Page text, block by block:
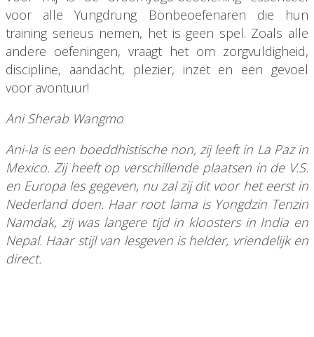
voor alle Yungdrung Bönbeoefenaren die hun
training serieus nemen, het is geen spel. Zoals alle
andere oefeningen, vraagt het om zorgvuldigheid,
discipline, aandacht, plezier, inzet en een gevoel
voor avontuur!
Ani Sherab Wangmo
Ani-la is een boeddhistische non, zij leeft in La Paz in
Mexico. Zij heeft op verschillende plaatsen in de V.S.
en Europa les gegeven, nu zal zij dit voor het eerst in
Nederland doen. Haar root lama is Yongdzin Tenzin
Namdak, zij was langere tijd in kloosters in India en
Nepal. Haar stijl van lesgeven is helder, vriendelijk en
direct.